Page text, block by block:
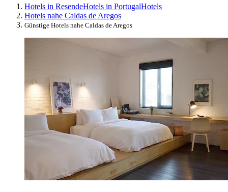
Hotels in ResendeHotels in PortugalHotels
Hotels nahe Caldas de Aregos
Günstige Hotels nahe Caldas de Aregos